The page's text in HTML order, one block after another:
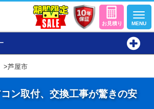
>芦屋市
ン取付、交換工事が驚きの安